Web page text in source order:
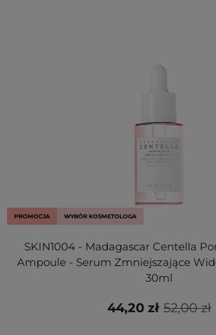
PROMOCJA WYBÓR KOSMETOLOGA
SKIN1004 - Madagascar Centella
Ampoule - Serum Zmniejszające
30ml
52,00 zł
44,20 zł